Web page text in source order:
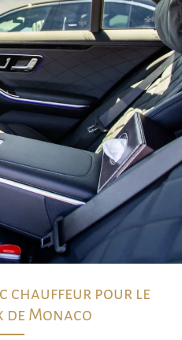
chauffeur pour le
Monaco